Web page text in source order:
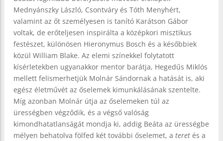
Mednyánszky László, Csontváry és Tóth Menyhért,
valamint az őt személyesen is tanító Karátson Gábor
voltak, de erőteljesen inspirálta a középkori misztikus
festészet, különösen Hieronymus Bosch és a későbbiek
közül William Blake. Az elemi színekkel folytatott
kísérletekben ugyanakkor mentor barátja, Hegedűs Miklós
mellett felismerhetjük Molnár Sándornak a hatását is, aki
egész életművét az őselemek kimunkálásának szentelte.
Míg azonban Molnár útja az őselemeken túl az
ürességben végződik, és a végső valóság
kimondhatatlanságát mondja ki, addig Beáta az ürességbe
mélyen behatolva fölfed két további őselemet, a teret és a